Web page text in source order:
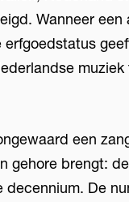
Wanneer
een
gehore brengt:
De